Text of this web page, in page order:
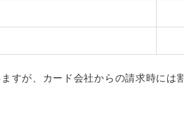
すが、カード会社からの請求時には